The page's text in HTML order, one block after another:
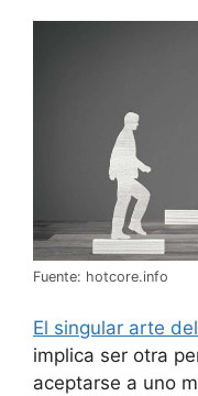
Fuente: hotcore.info
El singular arte
implica ser otra
aceptarse a uno